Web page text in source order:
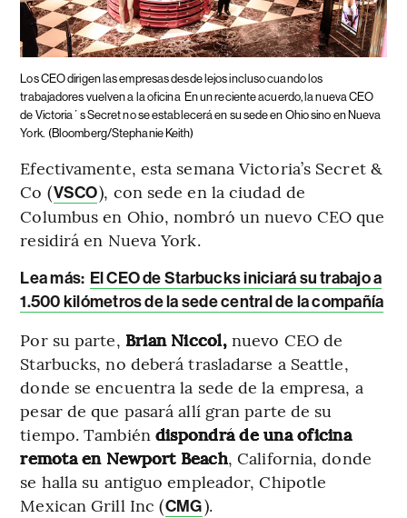
Los CEO dirigen las empresas desde lejos incluso cuando los
trabajadores vuelven a la oficina En un reciente acuerdo, la nueva CEO
de Victoria´s Secret no se establecerá en su sede en Ohio sino en Nueva
York. (Bloomberg/Stephanie Keith)
Efectivamente, esta semana Victoria’s Secret &
Co (VSCO), con sede en la ciudad de
Columbus en Ohio, nombró un nuevo CEO que
residirá en Nueva York.
Lea más: El CEO de Starbucks iniciará su trabajo a
1.500 kilómetros de la sede central de la compañía
Por su parte, Brian Niccol,nuevo CEO de
Starbucks, no deberá trasladarse a Seattle,
donde se encuentra la sede de la empresa, a
pesar de que pasará allí gran parte de su
tiempo. También dispondrá de una oficina
remota en Newport Beach, California, donde
se halla su antiguo empleador, Chipotle
Mexican Grill Inc (CMG).